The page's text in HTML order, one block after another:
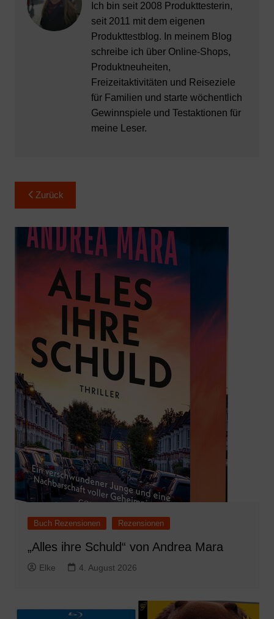
Ich bin seit 2008 Produkttesterin,
seit 2011 mit dem eigenen
Produkttestblog. In meinem Blog
schreibe ich über Online-Shops,
Produktneuheiten,
Freizeitaktivitäten und Reiseziele
für Familien und starte wöchentlich
Gewinnspiele und Testaktionen für
meine Leser.
Beitragsnavigation
Zurück
Buch Rezensionen Rezensionen
„Alles ihre Schuld“ von Andrea Mara
Elke 4. August 2026